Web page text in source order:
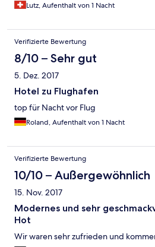
Lutz, Aufenthalt von 1 Nacht
Verifizierte Bewertung
8/10 – Sehr gut
5. Dez. 2017
Hotel zu Flughafen
top für Nacht vor Flug
Roland, Aufenthalt von 1 Nacht
Verifizierte Bewertung
10/10 – Außergewöhnlich
15. Nov. 2017
Modernes und sehr
Hot
Wir waren sehr zufrieden und